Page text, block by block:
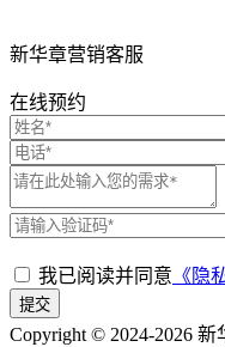
新华章营销客服
在线预约
我已阅读并同意 《隐
提交
Copyright © 2024-2026 新